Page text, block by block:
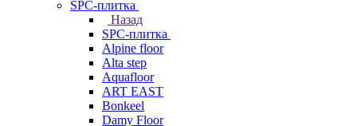
SPC-плитка
Назад
SPC-плитка
Alpine floor
Alta step
Aquafloor
ART EAST
Bonkeel
Damy Floor